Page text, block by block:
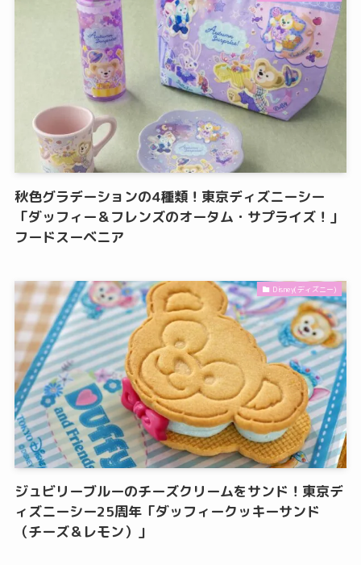
秋色グラデーションの4種類！東京ディズニーシー
「ダッフィー＆フレンズのオータム・サプライズ！」
フードスーベニア
Disney(ディズニー)
ジュビリーブルーのチーズクリームをサンド！東京デ
ィズニーシー25周年「ダッフィークッキーサンド
（チーズ＆レモン）」